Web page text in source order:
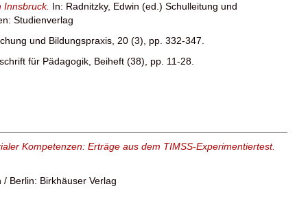
Innsbruck. In: Radnitzky, Edwin (ed.) Schulleitung und
Studienverlag
und Bildungspraxis, 20 (3), pp. 332-347.
für Pädagogik, Beiheft (38), pp. 11-28.
Kompetenzen: Erträge aus dem TIMSS-Experimentiertest.
Berlin: Birkhäuser Verlag